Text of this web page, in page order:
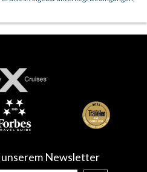
unserem Newsletter